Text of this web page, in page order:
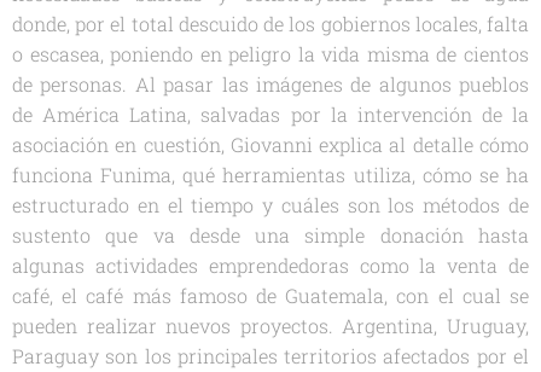
donde, por el total descuido de los gobiernos locales, falta
o escasea, poniendo en peligro la vida misma de cientos
de personas. Al pasar las imágenes de algunos pueblos
de América Latina, salvadas por la intervención de la
asociación en cuestión, Giovanni explica al detalle cómo
funciona Funima, qué herramientas utiliza, cómo se ha
estructurado en el tiempo y cuáles son los métodos de
sustento que va desde una simple donación hasta
algunas actividades emprendedoras como la venta de
café, el café más famoso de Guatemala, con el cual se
pueden realizar nuevos proyectos. Argentina, Uruguay,
Paraguay son los principales territorios afectados por el